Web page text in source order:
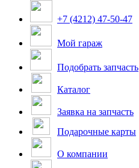
+7 (4212) 47-50-47
Мой гараж
Подобрать запчасть
Каталог
Заявка на запчасть
Подарочные карты
О компании